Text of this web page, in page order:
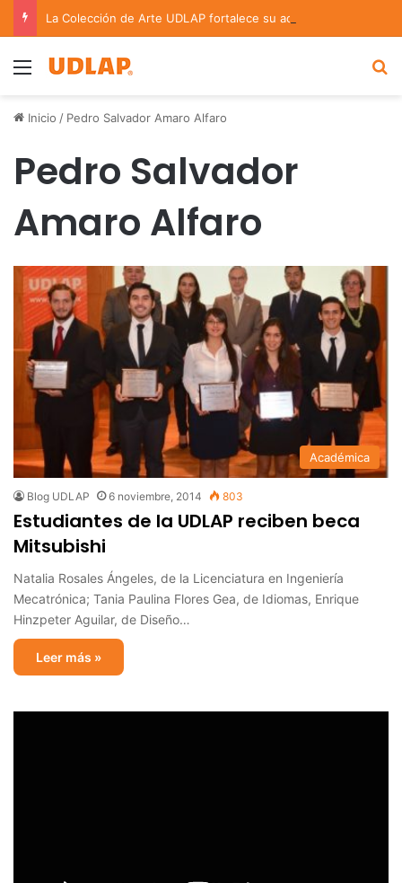
Menu
Inicio / Pedro Salvador Amaro Alfaro
Pedro Salvador
Amaro Alfaro
Académica
Blog UDLAP 6 noviembre, 2014 803
Estudiantes de la UDLAP reciben beca
Mitsubishi
Natalia Rosales Ángeles, de la Licenciatura en Ingeniería
Mecatrónica; Tania Paulina Flores Gea, de Idiomas, Enrique
Hinzpeter Aguilar, de Diseño…
Leer más »